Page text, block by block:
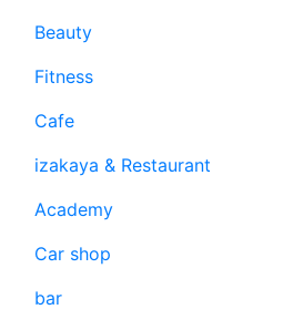
Beauty
Fitness
Cafe
izakaya & Restaurant
Academy
Car shop
bar